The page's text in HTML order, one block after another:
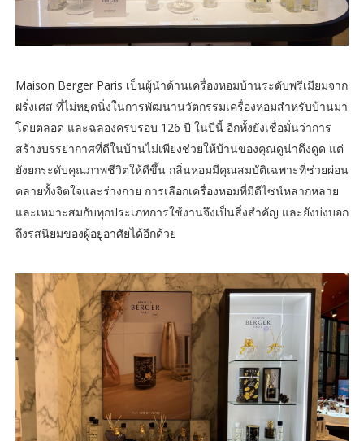
Maison Berger Paris เป็นผู้นำด้านเครื่องหอมบ้านระดับพรีเมียมจาก
ฝรั่งเศส ที่ไม่หยุดนิ่งในการพัฒนานวัตกรรมเครื่องหอมสำหรับบ้านมา
โดยตลอด และฉลองครบรอบ 126 ปี ในปีนี้ อีกทั้งยังเชื่อมั่นว่าการ
สร้างบรรยากาศที่ดีในบ้านไม่เพียงช่วยให้บ้านของคุณดูน่าดึงดูด แต่
ยังยกระดับคุณภาพชีวิตให้ดีขึ้น กลิ่นหอมมีคุณสมบัติเฉพาะที่ช่วยผ่อน
คลายทั้งจิตใจและร่างกาย การเลือกเครื่องหอมที่มีดีไซน์หลากหลาย
และเหมาะสมกับทุกประเภทการใช้งานจึงเป็นสิ่งสำคัญ และยังบ่งบอก
ถึงรสนิยมของผู้อยู่อาศัยได้อีกด้วย